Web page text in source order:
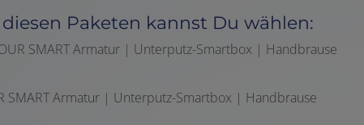
Paketen kannst Du wählen:
SMART Armatur | Unterputz-Smartbox | Handbrause
SMART Armatur | Unterputz-Smartbox | Handbrause